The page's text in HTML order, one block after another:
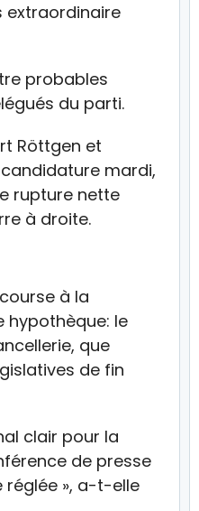
extraordinaire
probables
du parti.
Röttgen et
mardi,
rupture nette
à droite.
à la
hypothèque: le
que
de fin
clair pour la
de presse
réglée », a-t-elle